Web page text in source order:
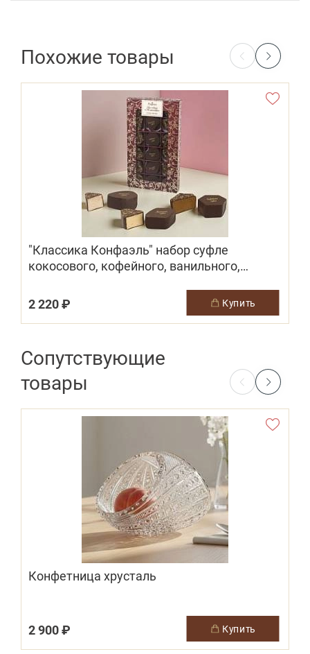
Похожие товары
"Классика Конфаэль" набор суфле
кокосового, кофейного, ванильного,
2 220 ₽
купить
Сопутствующие
товары
Конфетница хрусталь
2 900 ₽ купить